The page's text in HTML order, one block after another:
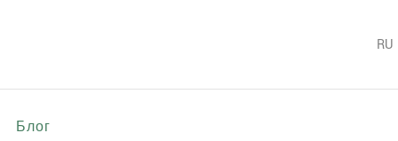
RU
Блог